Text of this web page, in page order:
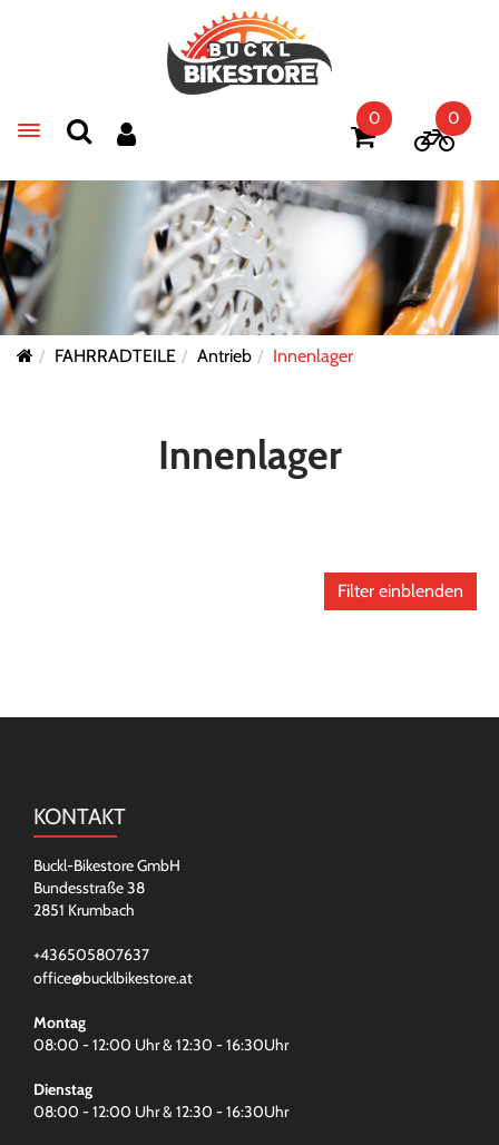
Toggle navigation
0 0
FAHRRADTEILE Antrieb Innenlager
Innenlager
Filter einblenden
KONTAKT
Buckl-Bikestore GmbH
Bundesstraße 38
2851 Krumbach
+436505807637
office@bucklbikestore.at
Montag
08:00 - 12:00 Uhr & 12:30 - 16:30Uhr
Dienstag
08:00 - 12:00 Uhr & 12:30 - 16:30Uhr